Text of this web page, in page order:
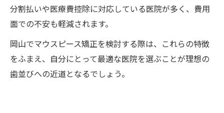
分割払いや医療費控除に対応している医院が多く、費用
面での不安も軽減されます。
岡山でマウスピース矯正を検討する際は、これらの特徴
をふまえ、自分にとって最適な医院を選ぶことが理想の
歯並びへの近道となるでしょう。